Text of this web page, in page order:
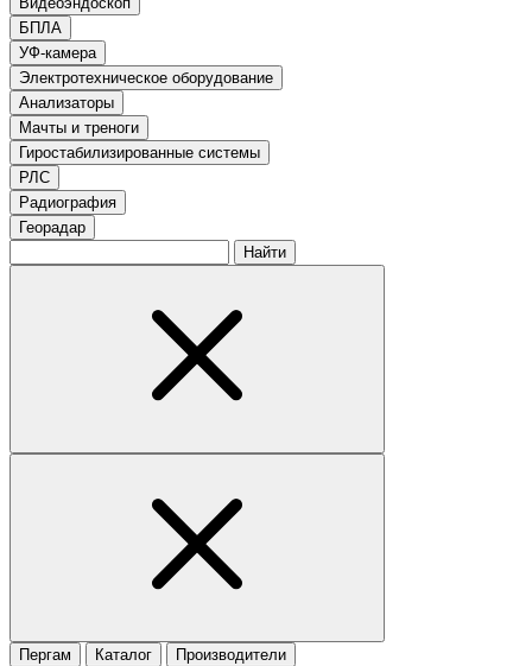
БПЛА
УФ-камера
Электротехническое оборудование
Анализаторы
Мачты и треноги
Гиростабилизированные системы
РЛС
Радиография
Георадар
Найти
Пергам Каталог Производители